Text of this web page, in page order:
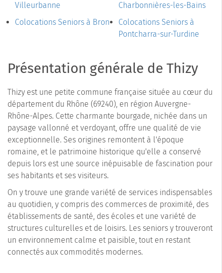
Villeurbanne
Colocations Seniors à Bron
Charbonnières-les-Bains
Colocations Seniors à
Pontcharra-sur-Turdine
Présentation générale de Thizy
Thizy est une petite commune française située au cœur du
département du Rhône (69240), en région Auvergne-
Rhône-Alpes. Cette charmante bourgade, nichée dans un
paysage vallonné et verdoyant, offre une qualité de vie
exceptionnelle. Ses origines remontent à l'époque
romaine, et le patrimoine historique qu'elle a conservé
depuis lors est une source inépuisable de fascination pour
ses habitants et ses visiteurs.
On y trouve une grande variété de services indispensables
au quotidien, y compris des commerces de proximité, des
établissements de santé, des écoles et une variété de
structures culturelles et de loisirs. Les seniors y trouveront
un environnement calme et paisible, tout en restant
connectés aux commodités modernes.